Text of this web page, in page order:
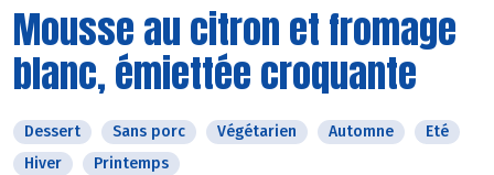
Mousse au citron et fromage
blanc, émiettée croquante
Dessert Sans porc Végétarien Automne
Eté
Hiver
Printemps